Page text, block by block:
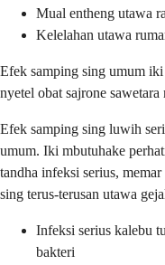
Mual entheng utawa
Kelelahan utawa
Efek samping sing umum
nyetel obat sajrone
Efek samping sing luwih
umum. Iki mbutuhake
tandha infeksi serius,
sing terus-terusan utawa
Infeksi serius kalebu
bakteri